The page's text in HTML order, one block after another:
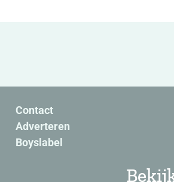
Contact
Adverteren
Boyslabel